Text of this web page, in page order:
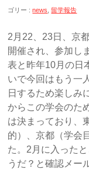
ゴリー :news 留学報告
2月22、23日、京
開催され、参加し
表と昨年10月の日
いで今回はもう一
日するため楽しみ
からこの学会のた
は決まっており、
的）、京都（学会
た。2月に入った
うだ？と確認メー